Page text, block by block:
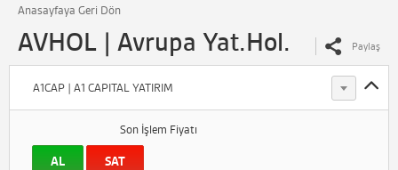
Anasayfaya Geri Dön
AVHOL | Avrupa Yat.Hol. Paylaş
A1CAP | A1 CAPITAL YATIRIM
Son İşlem Fiyatı
AL SAT